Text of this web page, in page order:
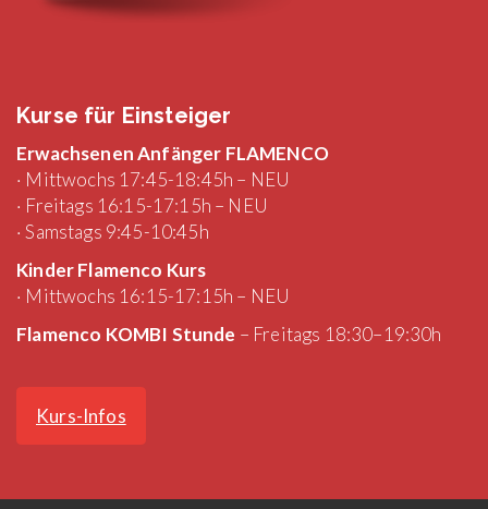
Kurse für Einsteiger
Erwachsenen Anfänger FLAMENCO
· Mittwochs 17:45-18:45h – NEU
· Freitags 16:15-17:15h – NEU
· Samstags 9:45-10:45h
Kinder Flamenco Kurs
· Mittwochs 16:15-17:15h – NEU
Flamenco KOMBI Stunde – Freitags 18:30–19:30h
Kurs-Infos